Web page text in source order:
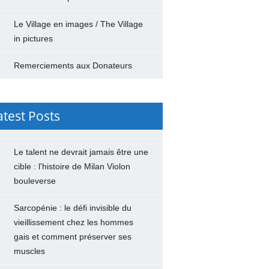
Le Village en images / The Village
in pictures
Remerciements aux Donateurs
Posts
Le talent ne devrait jamais être une
cible : l'histoire de Milan Violon
bouleverse
Sarcopénie : le défi invisible du
vieillissement chez les hommes
gais et comment préserver ses
muscles